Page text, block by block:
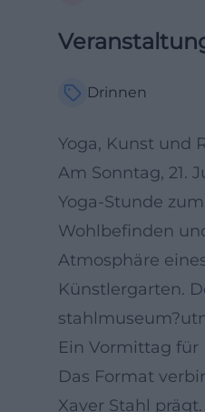
Drinnen
Yoga, Kunst und
Am Sonntag, 21.
Yoga-Stunde
Wohlbefinden
Atmosphäre
Künstlergarten.
Ein Vormittag für
Das Format
Xaver Stahl